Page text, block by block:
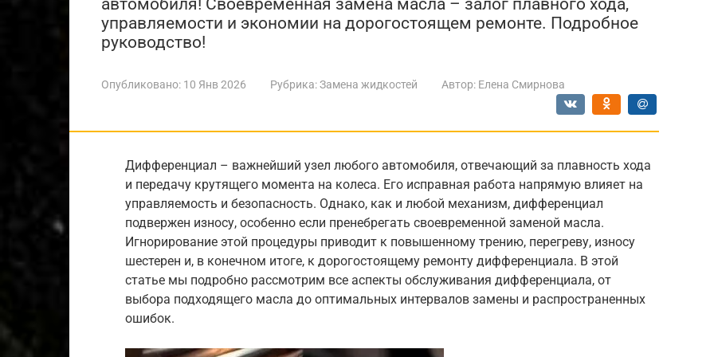
автомобиля! Своевременная замена масла – залог плавного хода,
управляемости и экономии на дорогостоящем ремонте. Подробное
руководство!
Опубликовано: 10 Янв 2026 Рубрика:Замена жидкостей Автор: Елена Смирнова
Дифференциал – важнейший узел любого автомобиля, отвечающий за плавность хода
и передачу крутящего момента на колеса. Его исправная работа напрямую влияет на
управляемость и безопасность. Однако, как и любой механизм, дифференциал
подвержен износу, особенно если пренебрегать своевременной заменой масла.
Игнорирование этой процедуры приводит к повышенному трению, перегреву, износу
шестерен и, в конечном итоге, к дорогостоящему ремонту дифференциала. В этой
статье мы подробно рассмотрим все аспекты обслуживания дифференциала, от
выбора подходящего масла до оптимальных интервалов замены и распространенных
ошибок.